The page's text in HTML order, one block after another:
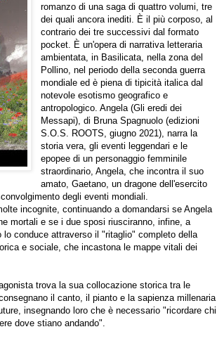
romanzo di una saga di quattro volumi, tre
dei quali ancora inediti. È il più corposo, al
contrario dei tre successivi dal formato
pocket. È un'opera di narrativa letteraria
ambientata, in Basilicata, nella zona del
Pollino, nel periodo della seconda guerra
mondiale ed è piena di tipicità italica dal
notevole esotismo geografico e
antropologico. Angela (Gli eredi dei
Messapi), di Bruna Spagnuolo (edizioni
S.O.S. ROOTS, giugno 2021), narra la
storia vera, gli eventi leggendari e le
epopee di un personaggio femminile
straordinario, Angela, che incontra il suo
amato, Gaetano, un dragone dell'esercito
degli eventi mondiali.
incognite, continuando a domandarsi se Angela
mortali e se i due sposi riusciranno, infine, a
conduce attraverso il "ritaglio" completo della
e sociale, che incastona le mappe vitali dei
trova la sua collocazione storica tra le
il canto, il pianto e la sapienza millenaria
insegnando loro che è necessario "ricordare chi
dove stiano andando".